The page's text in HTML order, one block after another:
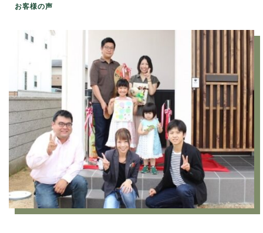
お客様の声